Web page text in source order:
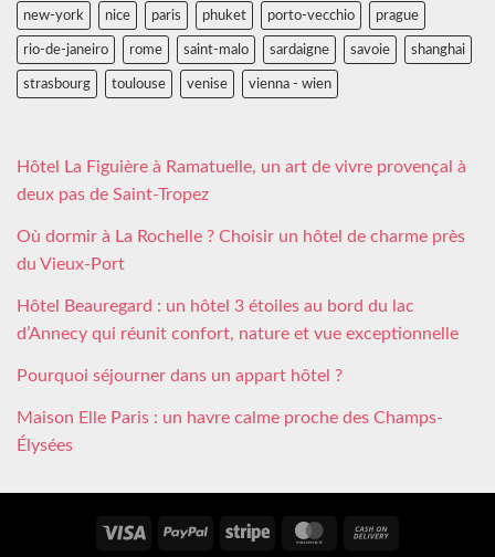
new-york nice paris phuket porto-vecchio prague
rio-de-janeiro rome saint-malo sardaigne savoie shanghai
strasbourg toulouse venise vienna - wien
Hôtel La Figuière à Ramatuelle, un art de vivre provençal à
deux pas de Saint-Tropez
Où dormir à La Rochelle ? Choisir un hôtel de charme près
du Vieux-Port
Hôtel Beauregard : un hôtel 3 étoiles au bord du lac
d’Annecy qui réunit confort, nature et vue exceptionnelle
Pourquoi séjourner dans un appart hôtel ?
Maison Elle Paris : un havre calme proche des Champs-
Élysées
Visa PayPal Stripe MasterCard